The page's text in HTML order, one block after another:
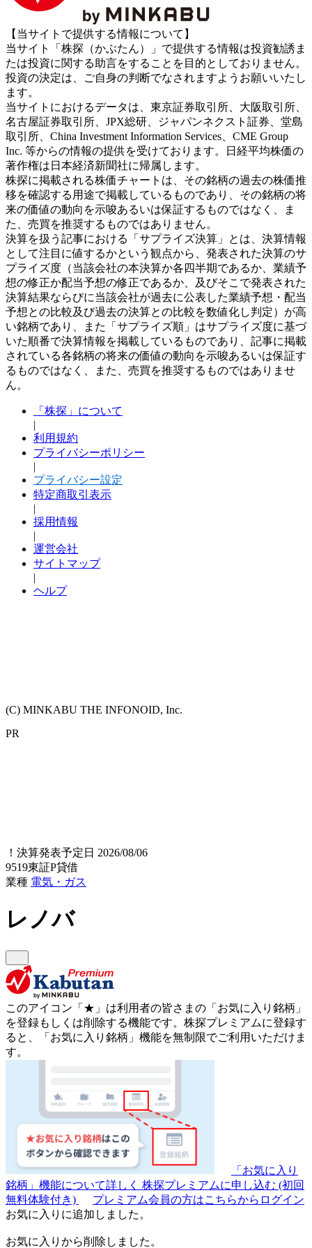
【当サイトで提供する情報について】
当サイト「株探（かぶたん）」で提供する情報は投資勧誘ま
たは投資に関する助言をすることを目的としておりません。
投資の決定は、ご自身の判断でなされますようお願いいたし
ます。
当サイトにおけるデータは、東京証券取引所、大阪取引所、
名古屋証券取引所、JPX総研、ジャパンネクスト証券、堂島
取引所、China Investment Information Services、CME Group
Inc. 等からの情報の提供を受けております。日経平均株価の
著作権は日本経済新聞社に帰属します。
株探に掲載される株価チャートは、その銘柄の過去の株価推
移を確認する用途で掲載しているものであり、その銘柄の将
来の価値の動向を示唆あるいは保証するものではなく、ま
た、売買を推奨するものではありません。
決算を扱う記事における「サプライズ決算」とは、決算情報
として注目に値するかという観点から、発表された決算のサ
プライズ度（当該会社の本決算か各四半期であるか、業績予
想の修正か配当予想の修正であるか、及びそこで発表された
決算結果ならびに当該会社が過去に公表した業績予想・配当
予想との比較及び過去の決算との比較を数値化し判定）が高
い銘柄であり、また「サプライズ順」はサプライズ度に基づ
いた順番で決算情報を掲載しているものであり、記事に掲載
されている各銘柄の将来の価値の動向を示唆あるいは保証す
るものではなく、また、売買を推奨するものではありませ
ん。
「株探」について
|
利用規約
プライバシーポリシー
|
プライバシー設定
特定商取引表示
|
採用情報
|
運営会社
サイトマップ
|
ヘルプ
(C) MINKABU THE INFONOID, Inc.
PR
！ 決算発表予定日 2026/08/06
9519東証P貸借
業種 電気・ガス
レノバ
このアイコン 「★」 は利用者の皆さまの 「お気に入り銘柄」
を登録もしくは削除する機能です。 株探プレミアムに登録す
ると、「お気に入り銘柄」機能を無制限でご利用いただけま
す。
「お気に入り
銘柄」機能について詳しく 株探プレミアムに申し込む (初回
無料体験付き)
プレミアム会員の方はこちらからログイン
お気に入りに追加しました。
お気に入りから削除しました。